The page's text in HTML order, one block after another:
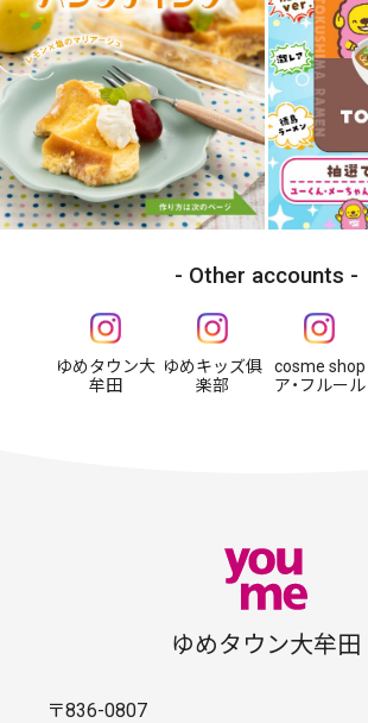
Other accounts
ゆめタウン大
牟田
ゆめキッズ俱
楽部
cosme shop
ア・フルール
ゆめタウン大牟田
〒836-0807